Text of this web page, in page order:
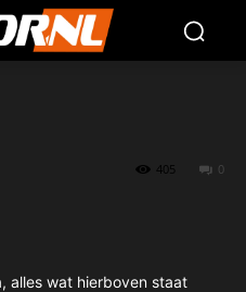
0
405
alles wat hierboven staat